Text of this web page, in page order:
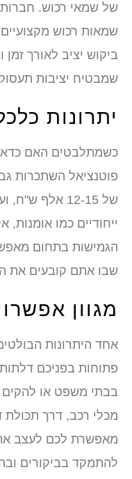
של שמאי רכוש. חברות
שמאות רכוש
ביקוש יציב לאורך
שמבטיח יציבות
יתרונות
כשמתלבטים האם
פוטנציאל השתכרות
של 12-15
הגמישות בתחום
שבו אתם קובעים את
מגוון
אחד היתרונות
פתוחות בפניכם
בבתי משפט או
מכלי רכב, דרך תכולת
מאפשרת לכם לעצב
להתמקד בביקורים